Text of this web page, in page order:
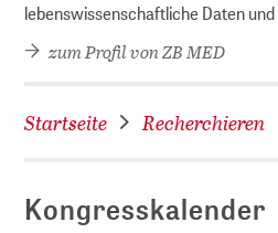
lebenswissenschaftliche Daten
zum Profil von ZB MED
Startseite Recherchieren
Kongresskalender